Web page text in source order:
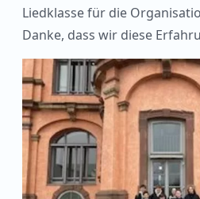
Liedklasse für die
Danke, dass wir diese